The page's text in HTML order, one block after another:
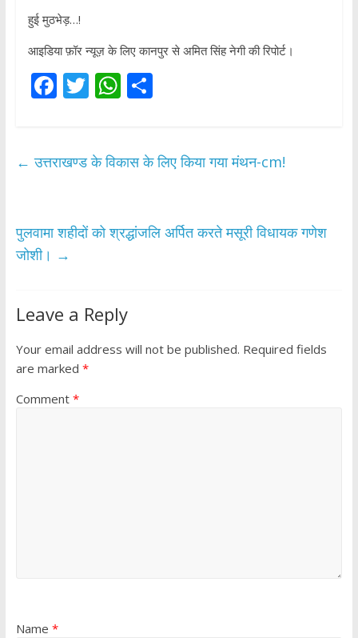
हुई मुठभेड़…!
आइडिया फ़ॉर न्यूज़ के लिए कानपुर से अमित सिंह नेगी की रिपोर्ट।
F
b
k
T
er
W
s
p
S
e
← उत्तराखण्ड के विकास के लिए किया गया मंथन-cm!
पुलवामा शहीदों को श्रद्धांजलि अर्पित करते मसूरी विधायक गणेश
जोशी। →
Leave a Reply
Your email address will not be published. Required fields
are marked *
Comment *
Name *